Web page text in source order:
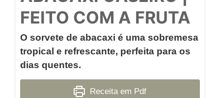
FEITO COM A FRUTA
O sorvete de abacaxi é uma sobremesa
tropical e refrescante, perfeita para os
dias quentes.
Receita em Pdf